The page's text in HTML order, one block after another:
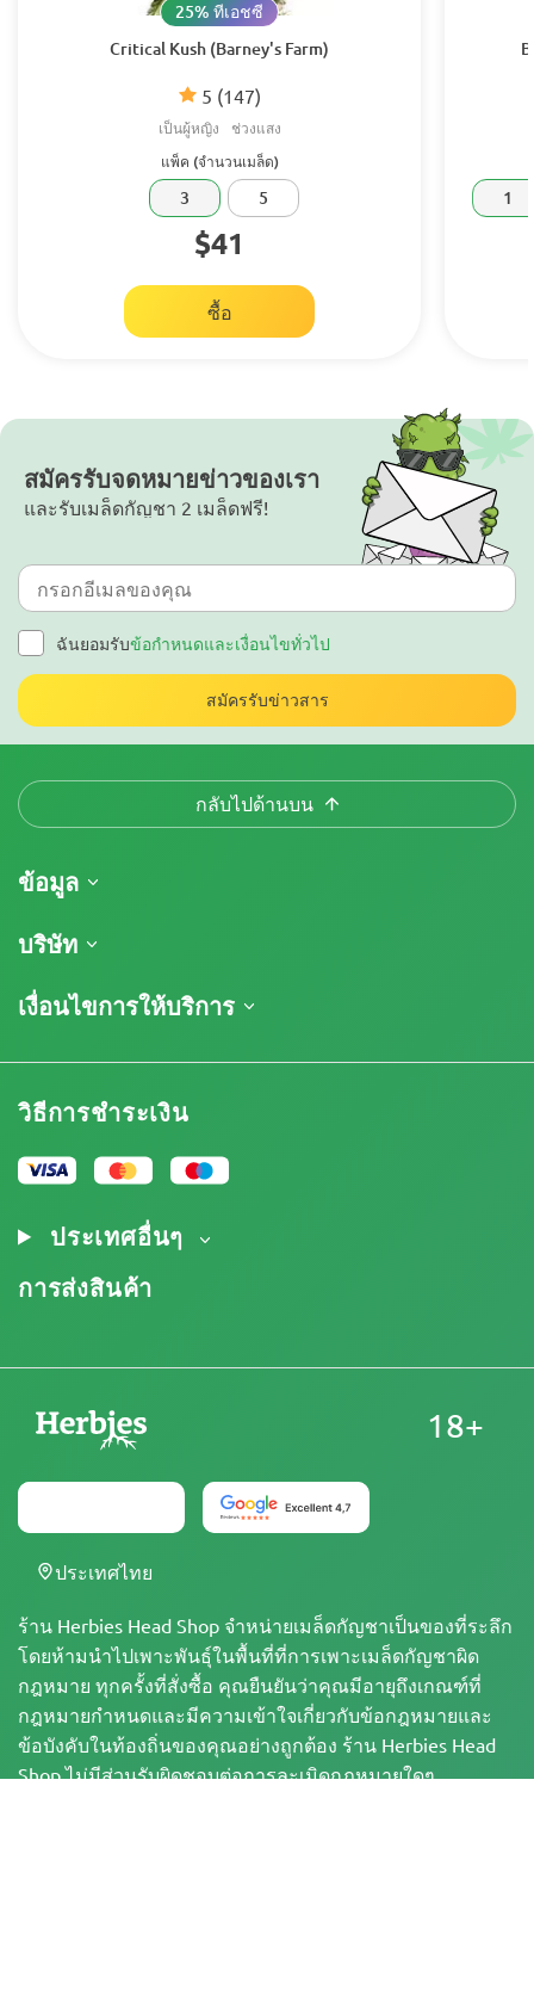
Critical Kush (Barney's Farm)
5 (147)
25% ทีเอชซี
เป็นผู้หญิง ช่วงแสง
แพ็ค (จำนวนเมล็ด)
3 5
$41
ซื้อ
1
สมัครรับจดหมายข่าวของเรา
และรับเมล็ดกัญชา 2 เมล็ดฟรี!
ฉันยอมรับข้อกำหนดและเงื่อนไขทั่วไป
สมัครรับข่าวสาร
กลับไปด้านบน
ข้อมูล
การจัดส่งสินค้า
นโยบายการคืนสินค้า
โปรโมชั่น
บริษัท
เกี่ยวกับเรา
บทวิจารณ์
โปรแกรมพันธมิตรกัญชา
แผนผังเว็บไซต์
เงื่อนไขการให้บริการ
ข้อกำหนดและเงื่อนไข
นโยบายความเป็นส่วนตัว
นโยบายการใช้คุกกี้
วิธีการชำระเงิน
ประเทศอื่นๆ
การส่งสินค้า
ร้าน Herbies Head Shop จำหน่ายเมล็ดกัญชาเป็นของที่ระลึก
โดยห้ามนำไปเพาะพันธุ์ในพื้นที่ที่การเพาะเมล็ดกัญชาผิด
กฎหมาย ทุกครั้งที่สั่งซื้อ คุณยืนยันว่าคุณมีอายุถึงเกณฑ์ที่
กฎหมายกำหนดและมีความเข้าใจเกี่ยวกับข้อกฎหมายและ
ข้อบังคับในท้องถิ่นของคุณอย่างถูกต้อง ร้าน Herbies Head
Shop ไม่มีส่วนรับผิดชอบต่อการละเมิดกฎหมายใดๆ
18+
ประเทศไทย